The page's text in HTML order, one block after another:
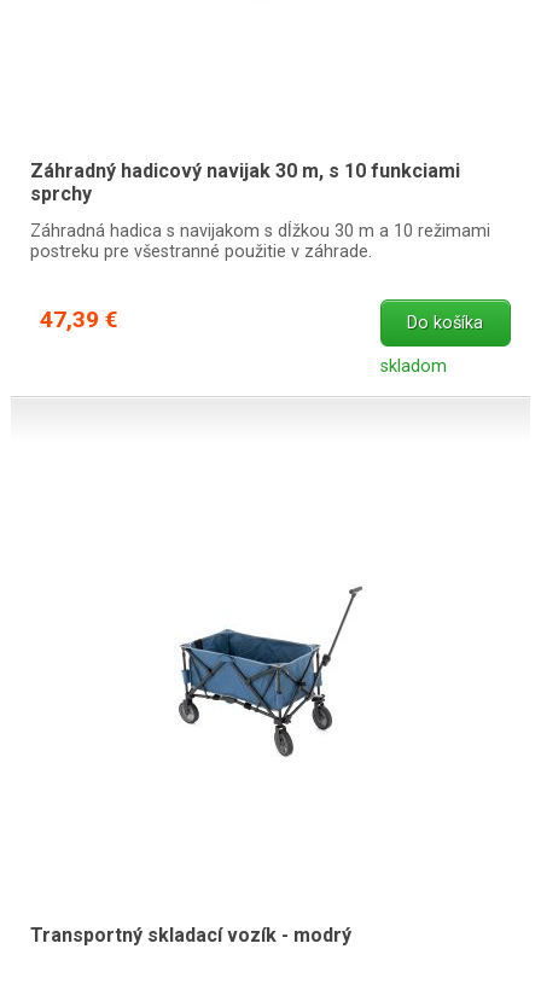
Záhradný hadicový navijak 30 m, s 10 funkciami
sprchy
Záhradná hadica s navijakom s dĺžkou 30 m a 10 režimami
postreku pre všestranné použitie v záhrade.
47,39 € Do košíka
skladom
Transportný skladací vozík - modrý